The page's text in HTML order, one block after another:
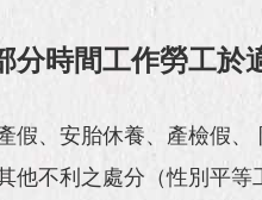
分時間工作勞工於
假、安胎休養、產檢假
他不利之處分（性別平等